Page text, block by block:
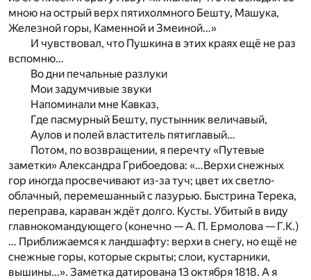
мною на острый верх пятихолмного Бешту, Машука,
Железной горы, Каменной и Змеиной…»
И чувствовал, что Пушкина в этих краях ещё не раз
вспомню…
Во дни печальные разлуки
Мои задумчивые звуки
Напоминали мне Кавказ,
Где пасмурный Бешту, пустынник величавый,
Аулов и полей властитель пятиглавый…
Потом, по возвращении, я перечту «Путевые
заметки» Александра Грибоедова: «…Верхи снежных
гор иногда просвечивают из-за туч; цвет их светло-
облачный, перемешанный с лазурью. Быстрина Терека,
переправа, караван ждёт долго. Кусты. Убитый в виду
главнокомандующего (конечно — А. П. Ермолова — Г.К.)
… Приближаемся к ландшафту: верхи в снегу, но ещё не
снежные горы, которые скрыты; слои, кустарники,
вышины…». Заметка датирована 13 октября 1818. А я